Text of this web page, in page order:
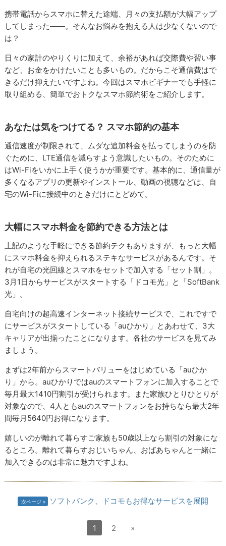
携帯電話からスマホに替えた途端、月々の支払額が大幅アップ
してしまった――。そんなお悩みを抱える人は少なくないので
は？
日々の家計のやりくりに加えて、余裕があれば交際費や習い事
など、お金をかけたいことも多いもの。だからこそ通信費はで
きるだけ抑えたいですよね。今回はスマホビギナーでも手軽に
取り組める、簡単でおトクなスマホ節約術をご紹介します。
あなたは気をつけてる？ スマホ節約の基本
通信速度が制限されて、ムダな追加料金を払ってしまうのを防
ぐために、LTE通信を減らすよう意識したいもの。そのために
はWi-Fiをいかに上手く使うかが重要です。基本的に、通信量が
多くなるアプリの更新やインストール、動画の視聴などは、自
宅のWi-Fiに接続中のときだけにとどめて。
大幅にスマホ料金を節約できる方法とは
上記のような手軽にできる節約テクもありますが、もっと大幅
にスマホ料金を抑えられるステキなサービスがあるんです。そ
れが自宅の光回線とスマホをセットで加入する「セット割」。
3月1日からサービスがスタートする「ドコモ光」と「SoftBank
光」。
自宅向けの超高速インターネット接続サービスで、これですで
にサービスがスタートしている「auひかり」とあわせて、3大
キャリアが出揃ったことになります。各社のサービスを見てみ
ましょう。
まずは2年前からスマートバリューをはじめている「auひか
り」から。auひかりではauのスマートフォンに加入することで
毎月最大1410円割引が受けられます。また家族ひとりひとりが
対象なので、4人ともauのスマートフォンをお持ちなら最大2年
間毎月5640円お得になります。
嬉しいのが離れて暮らすご家族も50歳以上なら割引の対象にな
るところ。離れて暮らすおじいちゃん、おばあちゃんと一緒に
加入できるのは非常に魅力ですよね。
次ページ ソフトバンク、ドコモもお得なサービスを展開
1 2 »